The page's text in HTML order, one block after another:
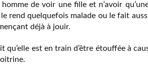
de voir une fille et n’avoir
rend quelquefois malade ou le fait
déjà à jouir.
qu’elle est en train d’être étouffée à